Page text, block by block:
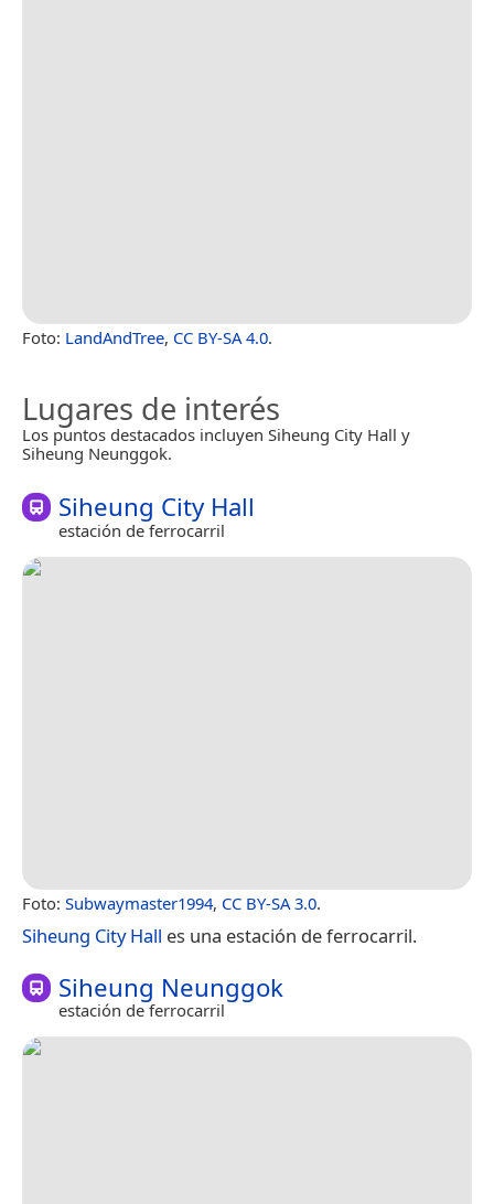
Foto: LandAndTree, CC BY-SA 4.0.
Lugares de interés
Los puntos destacados incluyen Siheung City Hall y
Siheung Neunggok.
Siheung City Hall
estación de ferrocarril
Foto: Subwaymaster1994, CC BY-SA 3.0.
Siheung City Hall es una estación de ferrocarril.
Siheung Neunggok
estación de ferrocarril